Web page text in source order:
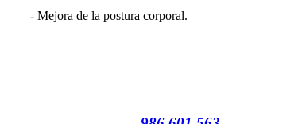
- Mejora de la postura corporal.